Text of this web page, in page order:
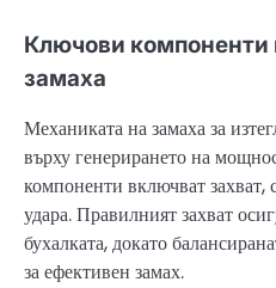
Ключови компоненти
замаха
Механиката на замаха за
върху генерирането на
компоненти включват захват,
удара. Правилният захват
бухалката, докато
за ефективен замах.